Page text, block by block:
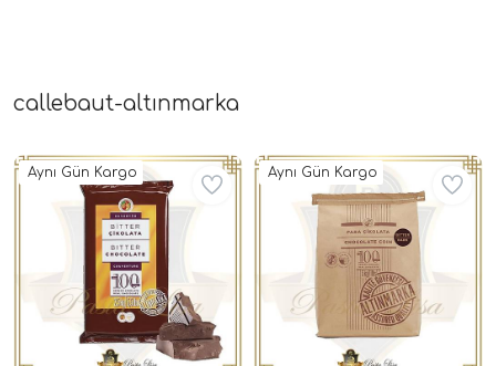
callebaut-altınmarka
Aynı Gün Kargo Aynı Gün Kargo